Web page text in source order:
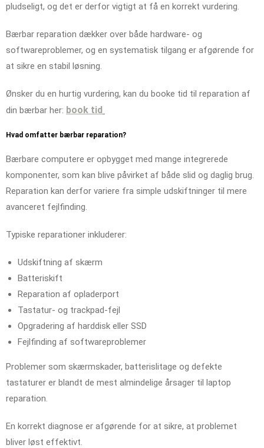
pludseligt, og det er derfor vigtigt at få en korrekt vurdering.
Bærbar reparation dækker over både hardware- og
softwareproblemer, og en systematisk tilgang er afgørende for
at sikre en stabil løsning.
Ønsker du en hurtig vurdering, kan du booke tid til reparation af
din bærbar her: book tid
Hvad omfatter bærbar reparation?
Bærbare computere er opbygget med mange integrerede
komponenter, som kan blive påvirket af både slid og daglig brug.
Reparation kan derfor variere fra simple udskiftninger til mere
avanceret fejlfinding.
Typiske reparationer inkluderer:
Udskiftning af skærm
Batteriskift
Reparation af opladerport
Tastatur- og trackpad-fejl
Opgradering af harddisk eller SSD
Fejlfinding af softwareproblemer
Problemer som skærmskader, batterislitage og defekte
tastaturer er blandt de mest almindelige årsager til laptop
reparation.
En korrekt diagnose er afgørende for at sikre, at problemet
bliver løst effektivt.